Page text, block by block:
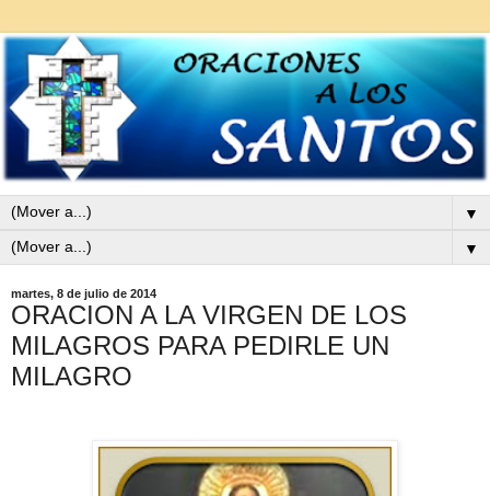
▼
▼
martes, 8 de julio de 2014
ORACION A LA VIRGEN DE LOS
MILAGROS PARA PEDIRLE UN
MILAGRO